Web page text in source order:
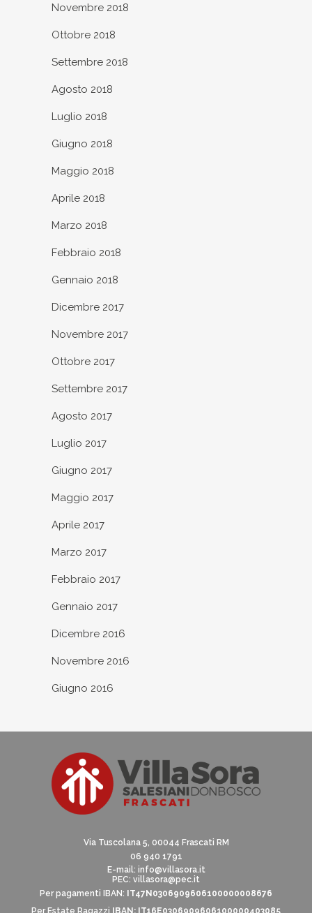
Novembre 2018
Ottobre 2018
Settembre 2018
Agosto 2018
Luglio 2018
Giugno 2018
Maggio 2018
Aprile 2018
Marzo 2018
Febbraio 2018
Gennaio 2018
Dicembre 2017
Novembre 2017
Ottobre 2017
Settembre 2017
Agosto 2017
Luglio 2017
Giugno 2017
Maggio 2017
Aprile 2017
Marzo 2017
Febbraio 2017
Gennaio 2017
Dicembre 2016
Novembre 2016
Giugno 2016
Via Tuscolana 5, 00044 Frascati RM
06 940 1791
E-mail: info@villasora.it
PEC: villasora@pec.it
Per pagamenti IBAN: IT47N0306909606100000008676
Per Estate Ragazzi IBAN: IT16E0306909606100000403085